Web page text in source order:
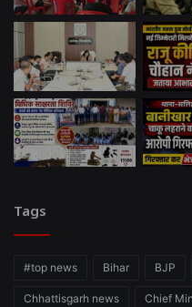
Tags
#top news Bihar BJP
Chhattisgarh news Chief